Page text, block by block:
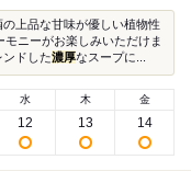
の上品な甘味が優しい植物性
モニーがお楽しみいただけま
ドした濃厚なスープに...
水
12
木
13
金
14